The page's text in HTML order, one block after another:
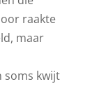
raakte
maar
soms kwijt